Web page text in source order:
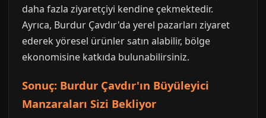
daha fazla ziyaretçiyi kendine çekmektedir.
Ayrıca, Burdur Çavdır'da yerel pazarları ziyaret
ederek yöresel ürünler satın alabilir, bölge
ekonomisine katkıda bulunabilirsiniz.
Sonuç: Burdur Çavdır'ın Büyüleyici
Manzaraları Sizi Bekliyor